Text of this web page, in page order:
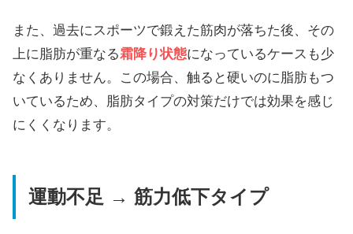
また、過去にスポーツで鍛えた筋肉が落ちた後、その
上に脂肪が重なる霜降り状態になっているケースも少
なくありません。この場合、触ると硬いのに脂肪もつ
いているため、脂肪タイプの対策だけでは効果を感じ
にくくなります。
運動不足 → 筋力低下タイプ